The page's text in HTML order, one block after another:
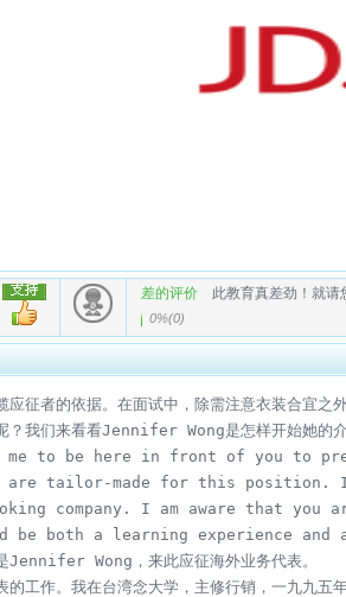
差的评价 此教育真差劲！就请
0%(0)
征者的依据。在面试中，除需注意衣装合宜之
？我们来看看Jennifer Wong是怎样开始她的
to be here in front of you to
are tailor-made for this
company. I am aware that
be both a learning experience
Jennifer Wong，来此应征海外业务代表。
工作。我在台湾念大学，主修行销，一九九